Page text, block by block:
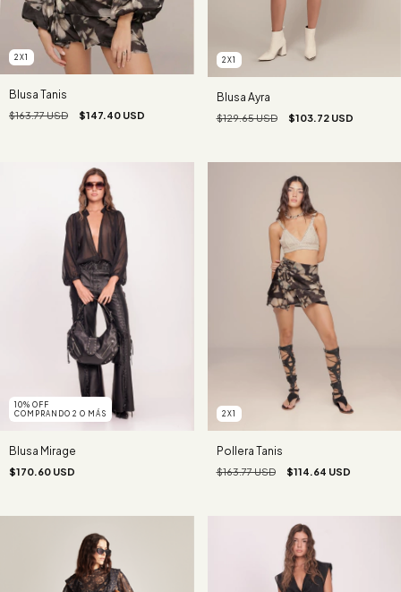
2X1
Blusa Tanis
$163.77 USD $147.40 USD
2X1
Blusa Ayra
$129.65 USD $103.72 USD
10% OFF
COMPRANDO 2 O MÁS
Blusa Mirage
$170.60 USD
2X1
Pollera Tanis
$163.77 USD $114.64 USD